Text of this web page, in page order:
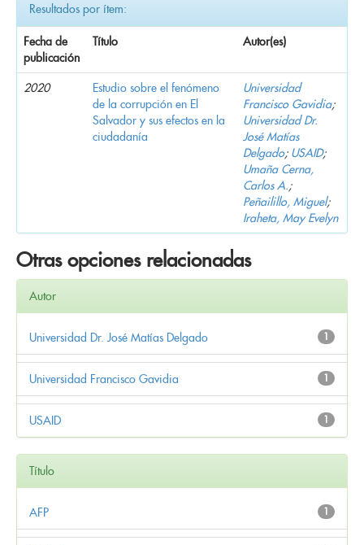
Resultados por ítem:
Fecha de
publicación
Título Autor(es)
2020
Estudio sobre el fenómeno
de la corrupción en El
Salvador y sus efectos en la
ciudadanía
Universidad
Francisco Gavidia;
Universidad Dr.
José Matías
Delgado; USAID;
Umaña Cerna,
Carlos A.;
Peñailillo, Miguel;
Iraheta, May Evelyn
Otras opciones relacionadas
Autor
1
Universidad Dr. José Matías Delgado
1
Universidad Francisco Gavidia
1
USAID
Título
1
AFP